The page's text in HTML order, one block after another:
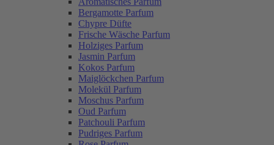
Bergamotte Parfum
Chypre Düfte
Frische Wäsche Parfum
Holziges Parfum
Jasmin Parfum
Kokos Parfum
Maiglöckchen Parfum
Molekül Parfum
Moschus Parfum
Oud Parfum
Patchouli Parfum
Pudriges Parfum